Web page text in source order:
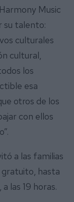
Music
su talento:
culturales
cultural,
los
esa
otros de los
con ellos
a las familias
hasta
las 19 horas.